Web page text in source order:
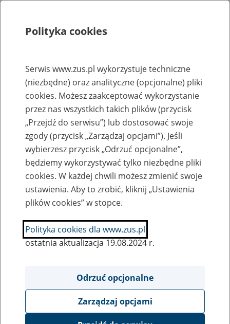
Rejestry, ewidencje i archiwa
Baza zlikwidowanych lub
przekształconych zakładów pracy
Nazwa zakładu pracy:
SZUKAJ
Ukryj wszystkie pozycje bazy
Polityka cookies
Serwis www.zus.pl wykorzystuje techniczne
(niezbędne) oraz analityczne (opcjonalne) pliki
cookies. Możesz zaakceptować wykorzystanie
przez nas wszystkich takich plików (przycisk
„Przejdź do serwisu”) lub dostosować swoje
zgody (przycisk „Zarządzaj opcjami”). Jeśli
wybierzesz przycisk „Odrzuć opcjonalne”,
będziemy wykorzystywać tylko niezbędne pliki
cookies. W każdej chwili możesz zmienić swoje
ustawienia. Aby to zrobić, kliknij „Ustawienia
plików cookies” w stopce.
Polityka cookies dla www.zus.pl
ostatnia aktualizacja 19.08.2024 r.
Odrzuć opcjonalne
Zarządzaj opcjami